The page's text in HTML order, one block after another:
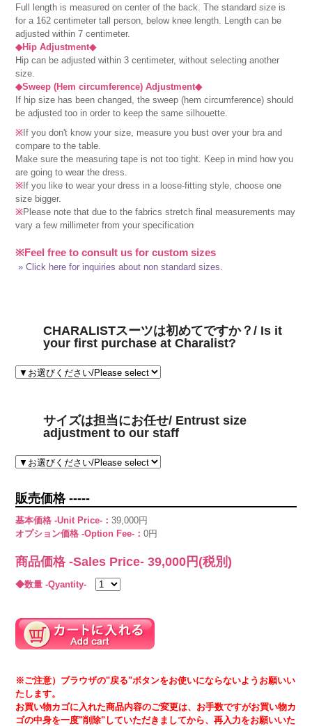
Full length is measured on center of the back. The standard size is
for a 162 centimeter tall person, below knee length. Length can be
adjusted within 7 centimeter.
◆Hip Adjustment◆
Hip can be adjusted within 3 centimeter, without selecting another
size.
◆Sweep (Hem circumference) Adjustment◆
If hip size has been changed, the sweep (hem circumference) should
be adjusted too in order to keep the same silhouette.
※ If you don't know your size, measure you bust over your bra and
compare to the table.
Make sure the measuring tape is not too tight. Keep in mind how you
are going to wear the dress.
※ If you like to wear your dress in a loose-fitting style, choose one
size bigger.
※Please note that due to the fabrics stretch final measurements may
vary a few millimeter from your specification
※Feel free to consult us for custom sizes
» Click here for inquiries about non standard sizes.
CHARALISTスーツは初めてですか？/ Is it
your first purchase at Charalist?
サイズは担当にお任せ/ Entrust size
adjustment to our staff
販売価格 -----
基本価格 -Unit Price-：39,000円
オプション価格 -Option Fee-：0円
商品価格 -Sales Price-39,000 円(税別)
◆数量 -Qyantity-
※ご注意）ブラウザの"戻る"ボタンをお使いにならないようお願いい
たします。
お買い物カゴに入れた商品内容のご変更は、お手数ですがお買い物カ
ゴの中身を一度"削除"していただきましてから、再入力をお願いいた